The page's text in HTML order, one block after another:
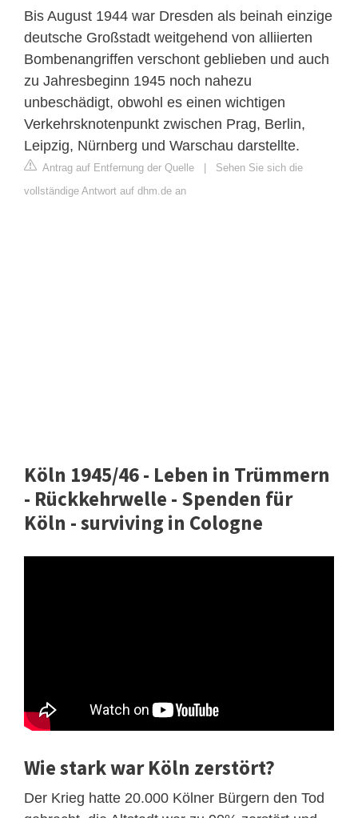
Bis August 1944 war Dresden als beinah einzige
deutsche Großstadt weitgehend von alliierten
Bombenangriffen verschont geblieben und auch
zu Jahresbeginn 1945 noch nahezu
unbeschädigt, obwohl es einen wichtigen
Verkehrsknotenpunkt zwischen Prag, Berlin,
Leipzig, Nürnberg und Warschau darstellte.
Antrag auf Entfernung der Quelle
Sehen Sie sich die
vollständige Antwort auf dhm.de an
Köln 1945/46 - Leben in Trümmern
- Rückkehrwelle - Spenden für
Köln - surviving in Cologne
Wie stark war Köln zerstört?
Der Krieg hatte 20.000 Kölner Bürgern den Tod